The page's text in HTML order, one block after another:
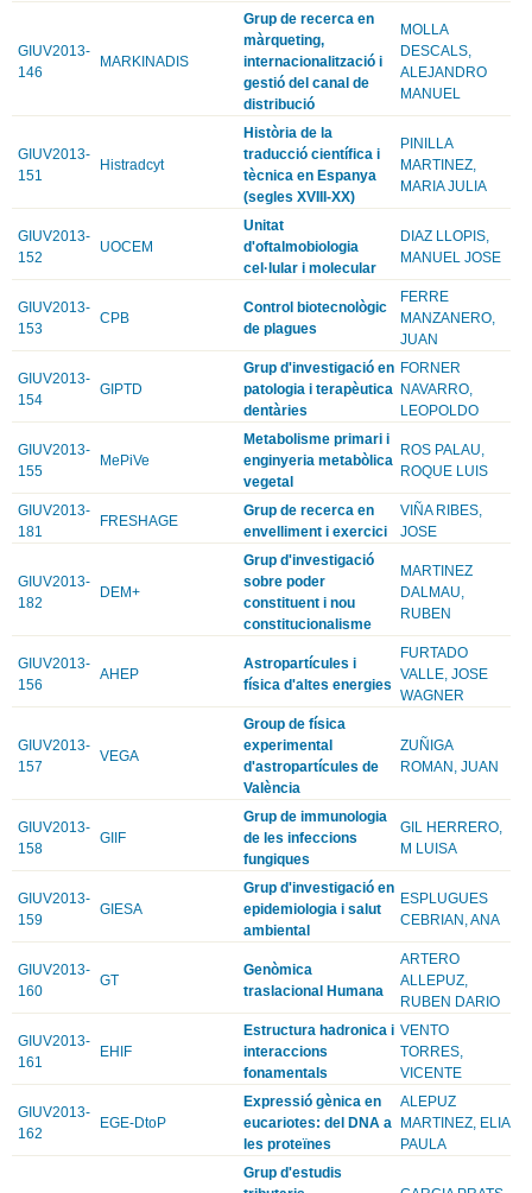
GIUV2013-
146
MARKINADIS
Grup de recerca en
màrqueting,
internacionalització i
gestió del canal de
distribució
MOLLA
DESCALS,
ALEJANDRO
MANUEL
GIUV2013-
151
Histradcyt
Història de la
traducció científica i
tècnica en Espanya
(segles XVIII-XX)
PINILLA
MARTINEZ,
MARIA JULIA
GIUV2013-
152
UOCEM
Unitat
d'oftalmobiologia
cel·lular i molecular
DIAZ LLOPIS,
MANUEL JOSE
GIUV2013-
153
CPB
Control biotecnològic
de plagues
FERRE
MANZANERO,
JUAN
GIUV2013-
154
GIPTD
Grup d'investigació en
patologia i terapèutica
dentàries
FORNER
NAVARRO,
LEOPOLDO
GIUV2013-
155
MePiVe
Metabolisme primari i
enginyeria metabòlica
vegetal
ROS PALAU,
ROQUE LUIS
GIUV2013-
181
FRESHAGE
Grup de recerca en
envelliment i exercici
VIÑA RIBES,
JOSE
GIUV2013-
182
DEM+
Grup d'investigació
sobre poder
constituent i nou
constitucionalisme
MARTINEZ
DALMAU,
RUBEN
GIUV2013-
156
AHEP
Astropartícules i
física d'altes energies
FURTADO
VALLE, JOSE
WAGNER
GIUV2013-
157
VEGA
Group de física
experimental
d'astropartícules de
València
ZUÑIGA
ROMAN, JUAN
GIUV2013-
158
GIIF
Grup de immunologia
de les infeccions
fungiques
GIL HERRERO,
M LUISA
GIUV2013-
159
GIESA
Grup d'investigació en
epidemiologia i salut
ambiental
ESPLUGUES
CEBRIAN, ANA
GIUV2013-
160
GT
Genòmica
traslacional Humana
ARTERO
ALLEPUZ,
RUBEN DARIO
GIUV2013-
161
EHIF
Estructura hadronica i
interaccions
fonamentals
VENTO
TORRES,
VICENTE
GIUV2013-
162
EGE-DtoP
Expressió gènica en
eucariotes: del DNA a
les proteïnes
ALEPUZ
MARTINEZ, ELIA
PAULA
Grup d'estudis